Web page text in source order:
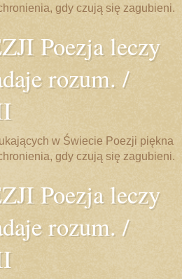
gdy czują się zagubieni.
Poezja leczy
rozum. /
w Świecie Poezji piękna
gdy czują się zagubieni.
Poezja leczy
rozum. /